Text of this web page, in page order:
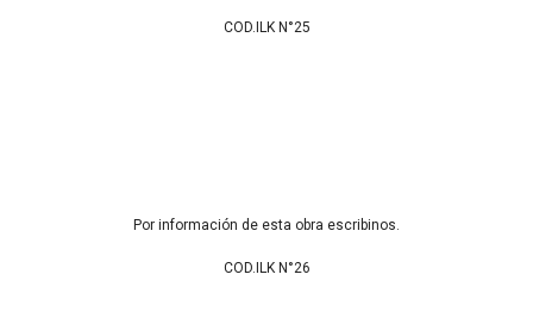
COD.ILK N°25
Por información de esta obra escribinos.
COD.ILK N°26